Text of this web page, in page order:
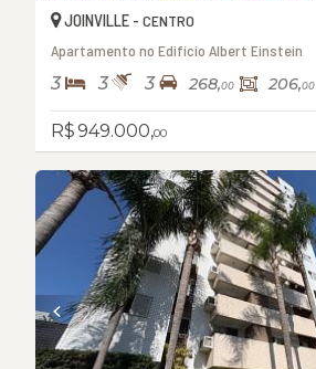
JOINVILLE - CENTRO
Apartamento no Edifício Albert Einstein
3 3 3 268,00 206,00
R$ 949.000,00